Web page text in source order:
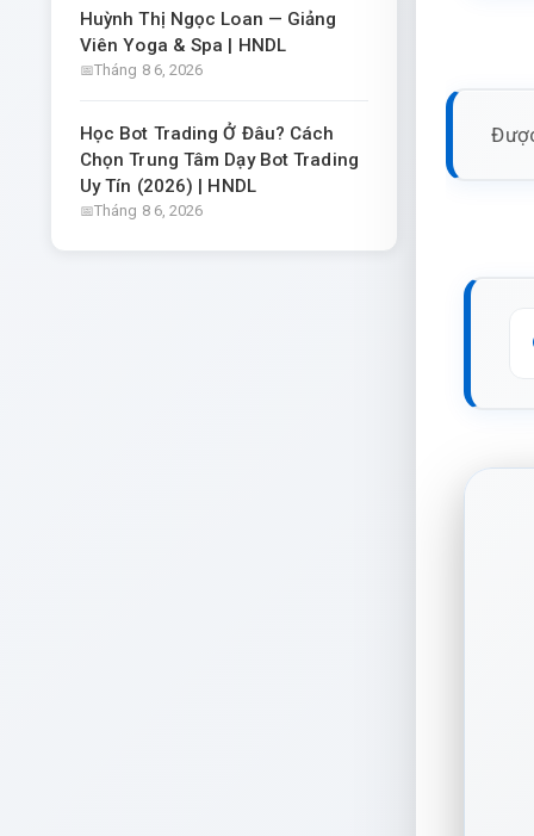
Huỳnh Thị Ngọc Loan — Giảng
Viên Yoga & Spa | HNDL
Tháng 8 6, 2026
Học Bot Trading Ở Đâu? Cách
Chọn Trung Tâm Dạy Bot Trading
Uy Tín (2026) | HNDL
Tháng 8 6, 2026